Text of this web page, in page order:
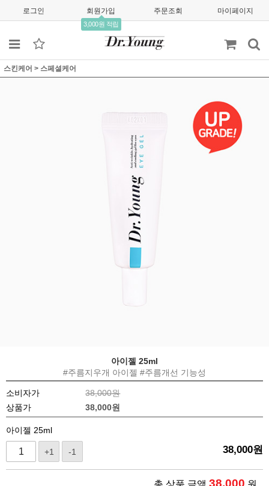
로그인 회원가입
3,000원 적립
주문조회 마이페이지
스킨케어 > 스페셜케어
아이젤 25ml
#주름지우개 아이젤 #주름개선 기능성
소비자가
38,000원
상품가
38,000원
아이젤 25ml
+1 -1 38,000원
총 상품 금액 38,000 원